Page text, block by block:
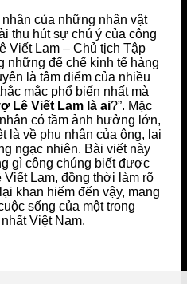
của những nhân vật
thu hút sự chú ý của công
Viết Lam – Chủ tịch Tập
những đế chế kinh tế hàng
là tâm điểm của nhiều
mắc phổ biến nhất mà
Lê Viết Lam là ai?”. Mặc
có tầm ảnh hưởng lớn,
là về phu nhân của ông, lại
ngạc nhiên. Bài viết này
gì công chúng biết được
Viết Lam, đồng thời làm rõ
khan hiếm đến vậy, mang
sống của một trong
Việt Nam.